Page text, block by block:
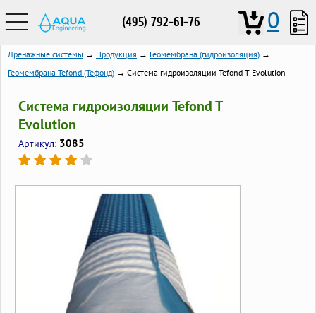
(495) 792-61-76 0
Дренажные системы → Продукция → Геомембрана (гидроизоляция) →
Геомембрана Tefond (Тефонд) → Система гидроизоляции Tefond T Evolution
Система гидроизоляции Tefond T
Evolution
Артикул: 3085